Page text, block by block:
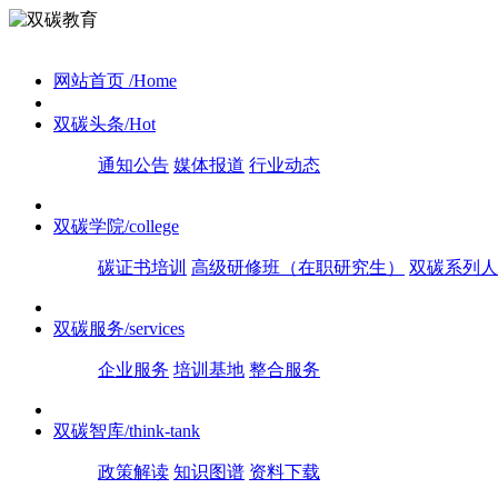
网站首页 /Home
双碳头条/Hot
通知公告 媒体报道 行业动态
双碳学院/college
碳证书培训 高级研修班（在职研究生） 双碳系列
双碳服务/services
企业服务 培训基地 整合服务
双碳智库/think-tank
政策解读 知识图谱 资料下载